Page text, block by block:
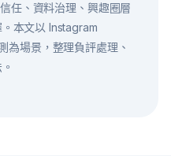
任、資料治理、興趣圈層
本文以 Instagram
為場景，整理負評處理、